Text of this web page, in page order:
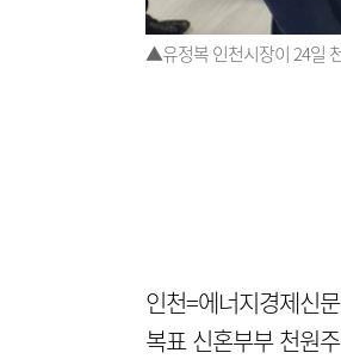
▲유정복 인천시장이 24일
인천=에너지경제신
복표 신혼부부 천원